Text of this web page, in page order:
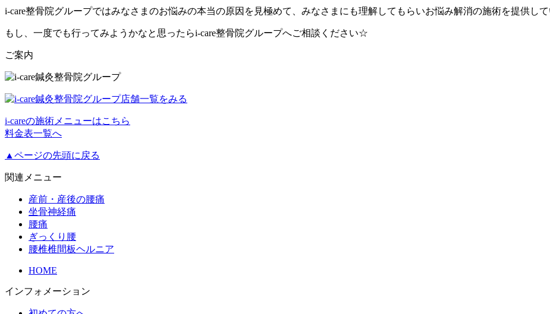
i-care整骨院グループではみなさまのお悩みの本当の原因を見極めて、みなさまにも理解してもらいお悩み解消の施術を提供して
もし、一度でも行ってみようかなと思ったらi-care整骨院グループへご相談ください☆
ご案内
i-careの施術メニューはこちら
料金表一覧へ
▲ページの先頭に戻る
関連メニュー
産前・産後の腰痛
坐骨神経痛
腰痛
ぎっくり腰
腰椎椎間板ヘルニア
HOME
インフォメーション